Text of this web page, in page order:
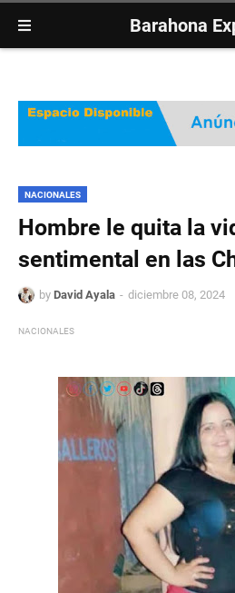
Barahona
NACIONALES
Hombre le quita la
sentimental en las
by David Ayala diciembre 08, 2024
NACIONALES